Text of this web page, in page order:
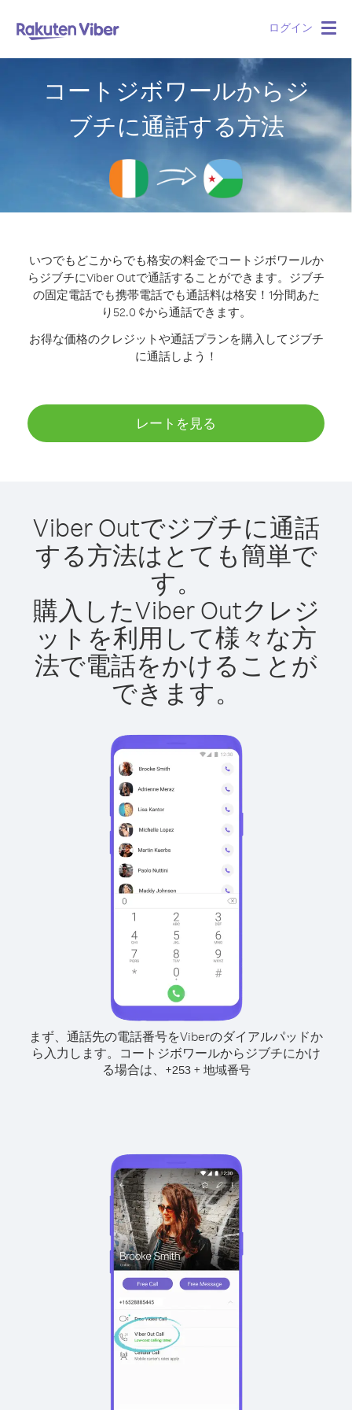
ログイン
コートジボワールからジ
ブチに通話する方法
いつでもどこからでも格安の料金でコートジボワールか
らジブチにViber Outで通話することができます。 ジブチ
の固定電話でも携帯電話でも通話料は格安！1分間あた
り52.0 ¢から通話できます。
お得な価格のクレジットや通話プランを購入してジブチ
に通話しよう！
レートを見る
Viber Outでジブチに通話
する方法はとても簡単で
す。
購入したViber Outクレジ
ットを利用して様々な方
法で電話をかけることが
できます。
まず、通話先の電話番号をViberのダイアルパッドか
ら入力します。 コートジボワールからジブチにかけ
る場合は、
+253+ 地域番号